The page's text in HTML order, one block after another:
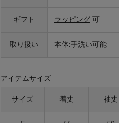
ギフト ラッピング 可
取り扱い 本体:手洗い可能
アイテムサイズ
サイズ 着丈 袖丈